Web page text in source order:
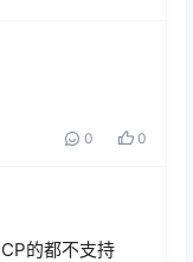
0 0
的都不支持